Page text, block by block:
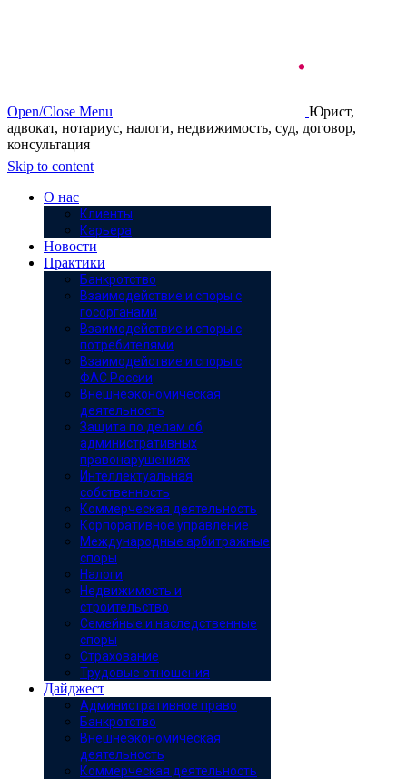
Open/Close Menu
Юрист,
адвокат, нотариус, налоги, недвижимость, суд, договор,
консультация
Skip to content
О нас
Клиенты
Карьера
Новости
Практики
Банкротство
Взаимодействие и споры с
госорганами
Взаимодействие и споры с
потребителями
Взаимодействие и споры с
ФАС России
Внешнеэкономическая
деятельность
Защита по делам об
административных
правонарушениях
Интеллектуальная
собственность
Коммерческая деятельность
Корпоративное управление
Международные арбитражные
споры
Налоги
Недвижимость и
строительство
Семейные и наследственные
споры
Страхование
Трудовые отношения
Дайджест
Административное право
Банкротство
Внешнеэкономическая
деятельность
Коммерческая деятельность